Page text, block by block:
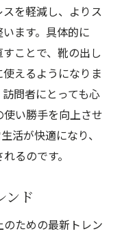
を軽減し、よりス
ます。具体的に
ことで、靴の出し
えるようになりま
問者にとっても心
い勝手を向上させ
活が快適になり、
るのです。
ンド
ための最新トレン